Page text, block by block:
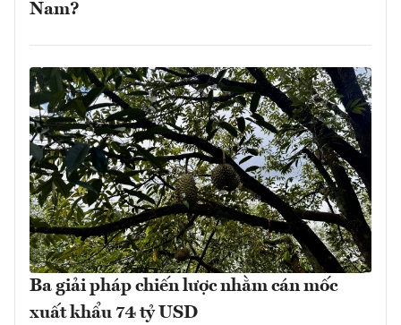
Nam?
Ba giải pháp chiến lược nhằm cán mốc
xuất khẩu 74 tỷ USD